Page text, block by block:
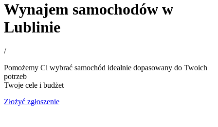
Wynajem samochodów w
Lublinie
/
Pomożemy Ci wybrać samochód idealnie dopasowany do Twoich
potrzeb
Twoje cele i budżet
Złożyć zgłoszenie